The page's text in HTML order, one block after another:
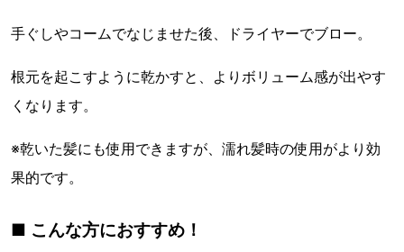
手ぐしやコームでなじませた後、ドライヤーでブロー。
根元を起こすように乾かすと、よりボリューム感が出やす
くなります。
※乾いた髪にも使用できますが、濡れ髪時の使用がより効
果的です。
■ こんな方におすすめ！